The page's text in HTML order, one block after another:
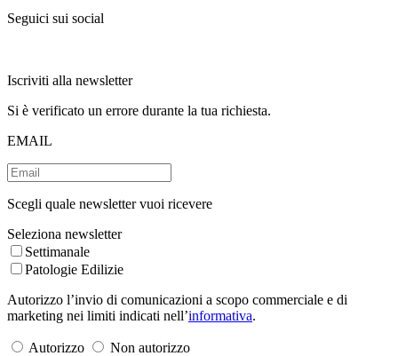
Seguici sui social
Iscriviti alla newsletter
Si è verificato un errore durante la tua richiesta.
EMAIL
Scegli quale newsletter vuoi ricevere
Seleziona newsletter
Settimanale
Patologie Edilizie
Autorizzo l’invio di comunicazioni a scopo commerciale e di
marketing nei limiti indicati nell’informativa.
Autorizzo
Non autorizzo